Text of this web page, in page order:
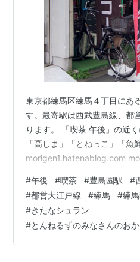
東京都練馬区練馬４丁目にあ
す。最寄駅は西武豊島線、都
ります。 「喫茶 午後」の近
「高しま」「とねっこ」「魚
morigen1.hatenablog.com
「喫茶 午後」はランチタイム
外観 「喫茶 午後」の扉を開
不在で、お店は2人の女性で
た。店員さんからこちらへど
#午後 #喫茶 #豊島園駅 #
#都営大江戸線 #練馬 #練
#きたなシュラン
#とんねるずのみなさんのお